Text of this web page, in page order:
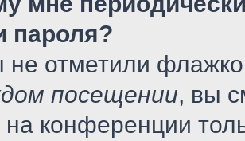
пароля?
не отметили
посещении, вы
конференции